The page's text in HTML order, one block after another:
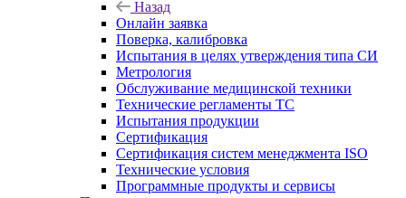
Назад
Онлайн заявка
Поверка, калибровка
Испытания в целях утверждения типа СИ
Метрология
Обслуживание медицинской техники
Технические регламенты ТС
Испытания продукции
Сертификация
Сертификация систем менеджмента ISO
Технические условия
Программные продукты и сервисы